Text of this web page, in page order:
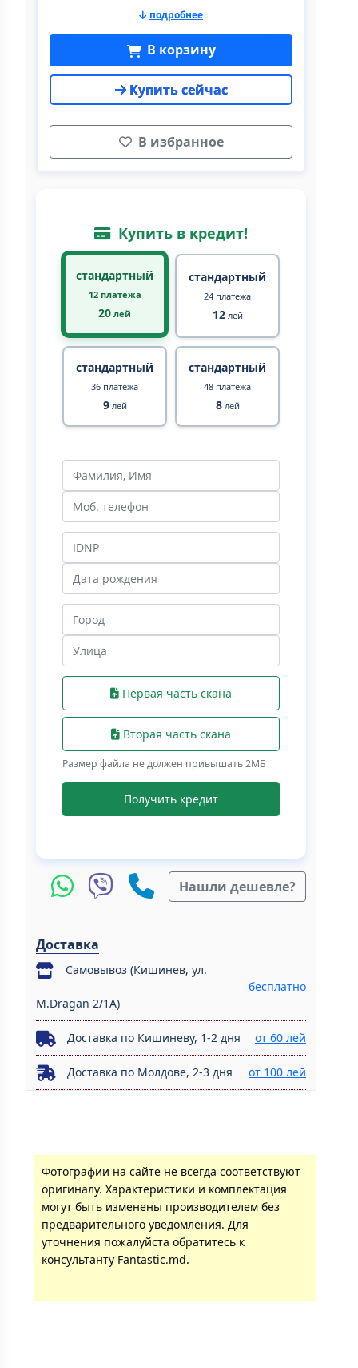
подробнее
В корзину
Купить сейчас
В избранное
Купить в кредит!
стандартный
12 платежа
20 лей
стандартный
24 платежа
12лей
стандартный
36 платежа
9лей
стандартный
48 платежа
8лей
Первая часть скана
Вторая часть скана
Размер файла не должен привышать 2МБ
Получить кредит
Нашли дешевле?
Доставка
Самовывоз (Кишинев, ул.
M.Dragan 2/1A)
бесплатно
Доставка по Кишиневу, 1-2 дня от 60 лей
Доставка по Молдове, 2-3 дня от 100 лей
Фотографии на сайте не всегда соответствуют
оригиналу. Характеристики и комплектация
могут быть изменены производителем без
предварительного уведомления. Для
уточнения пожалуйста обратитесь к
консультанту Fantastic.md.